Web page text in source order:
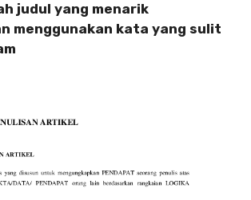
judul yang menarik
menggunakan kata yang sulit